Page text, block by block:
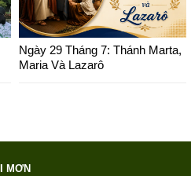
Ngày 29 Tháng 7: Thánh Marta,
Maria Và Lazarô
MƠN